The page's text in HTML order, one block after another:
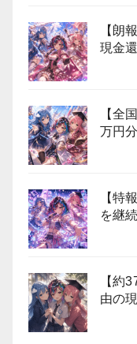
【朗
現金
【全
万円
【特
を継
【約
由の